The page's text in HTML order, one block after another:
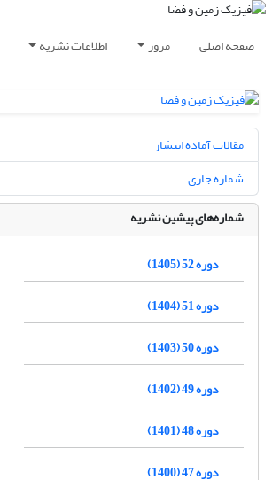
صفحه اصلی مرور اطلاعات نشریه
مقالات آماده انتشار
شماره جاری
شماره‌های پیشین نشریه
دوره 52 (1405)
دوره 51 (1404)
دوره 50 (1403)
دوره 49 (1402)
دوره 48 (1401)
دوره 47 (1400)